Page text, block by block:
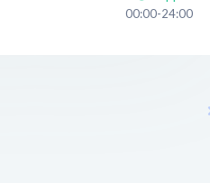
00:00-24:00